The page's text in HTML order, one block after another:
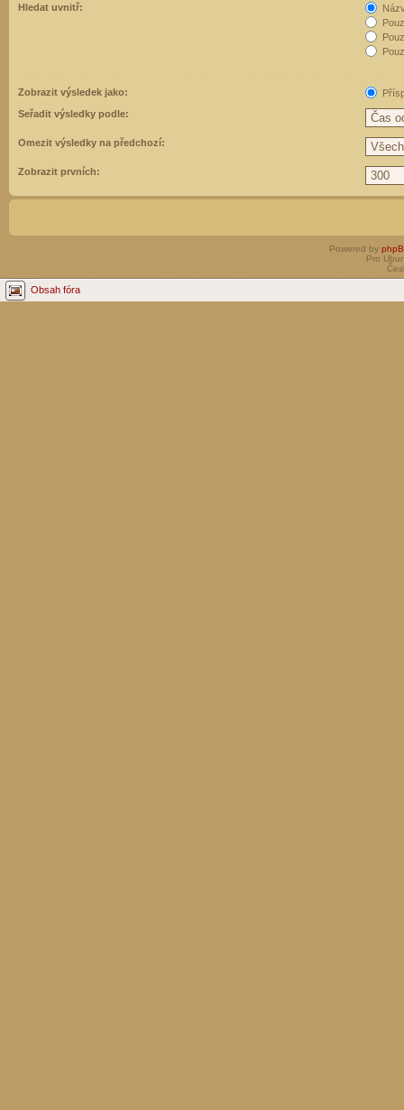
Hledat uvnitř:
Zobrazit výsledek jako:
Seřadit výsledky podle:
Omezit výsledky na předchozí:
Zobrazit prvních:
Powered by
Pro
Obsah fóra